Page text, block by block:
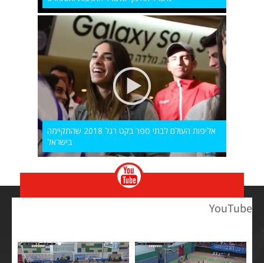
אליפות העולם לבתי ספר בקט רגל 2018 שהתקיימה
בישראל
YouTube